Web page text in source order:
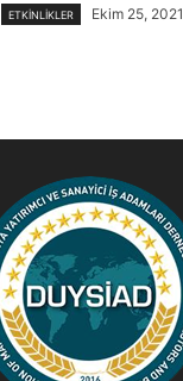
ETKINLIKLER Ekim 25, 2021